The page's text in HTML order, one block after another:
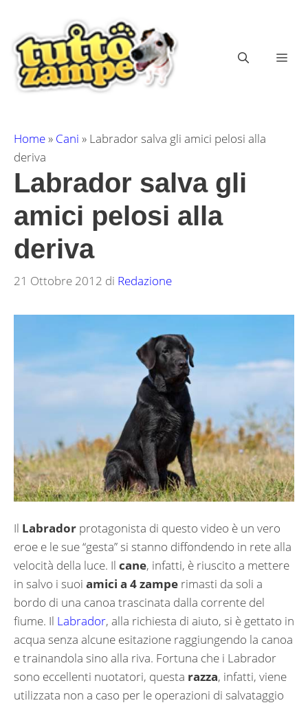
contenuto
Home» Cani » Labrador salva gli amici pelosi alla
deriva
Labrador salva gli
amici pelosi alla
deriva
21 Ottobre 2012 di Redazione
Il Labrador protagonista di questo video è un vero
eroe e le sue “gesta” si stanno diffondendo in rete alla
velocità della luce. Il cane, infatti, è riuscito a mettere
in salvo i suoi amici a 4 zampe rimasti da soli a
bordo di una canoa trascinata dalla corrente del
fiume. Il Labrador, alla richiesta di aiuto, si è gettato in
acqua senza alcune esitazione raggiungendo la canoa
e trainandola sino alla riva. Fortuna che i Labrador
sono eccellenti nuotatori, questa razza, infatti, viene
utilizzata non a caso per le operazioni di salvataggio